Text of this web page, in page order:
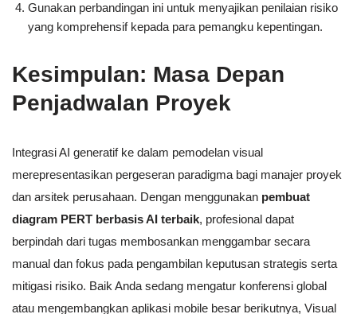
Gunakan perbandingan ini untuk menyajikan penilaian risiko
yang komprehensif kepada para pemangku kepentingan.
Kesimpulan: Masa Depan
Penjadwalan Proyek
Integrasi AI generatif ke dalam pemodelan visual
merepresentasikan pergeseran paradigma bagi manajer proyek
dan arsitek perusahaan. Dengan menggunakan pembuat
diagram PERT berbasis AI terbaik, profesional dapat
berpindah dari tugas membosankan menggambar secara
manual dan fokus pada pengambilan keputusan strategis serta
mitigasi risiko. Baik Anda sedang mengatur konferensi global
atau mengembangkan aplikasi mobile besar berikutnya, Visual